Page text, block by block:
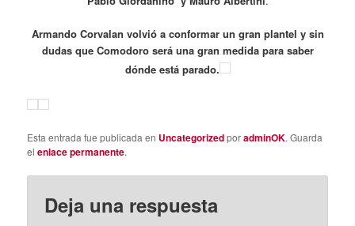
Armando Corvalan volvió a conformar un gran plantel y sin
dudas que Comodoro será una gran medida para saber
dónde está parado.
Esta entrada fue publicada en UncategorizedporadminOK. Guarda
elenlace permanente.
Deja una respuesta